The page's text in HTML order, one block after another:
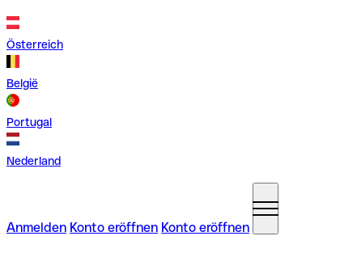
Österreich
België
Portugal
Nederland
Anmelden Konto eröffnen Konto eröffnen